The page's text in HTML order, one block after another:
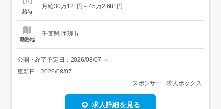
る!3安全第一の評価制度:最新の安全装置を全車完備4借り
給与
月給30万121円～45万2,681円
勤務地
千葉県 匝瑳市
公開・終了予定日： 2026/08/07 ～
更新日： 2026/08/07
スポンサー : 求人ボックス
求人詳細を見る